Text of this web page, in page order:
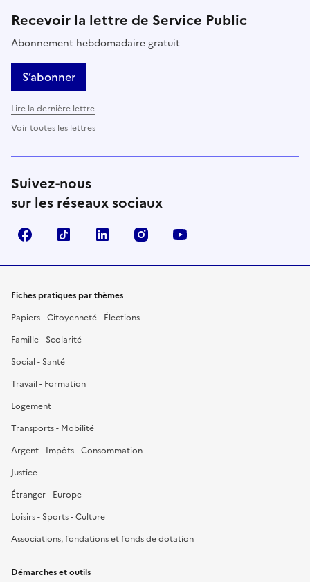
Recevoir la lettre de Service Public
Abonnement hebdomadaire gratuit
S’abonner
Lire la dernière lettre
Voir toutes les lettres
Suivez-nous
sur les réseaux sociaux
FacebookTikTok LinkedIn Instagram
Fiches pratiques par thèmes
Papiers - Citoyenneté - Élections
Famille - Scolarité
Social - Santé
Travail - Formation
Logement
Transports - Mobilité
Argent - Impôts - Consommation
Justice
Étranger - Europe
Loisirs - Sports - Culture
Associations, fondations et fonds de dotation
Démarches et outils